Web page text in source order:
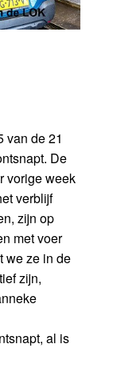
van de 21
De
vorige week
verblijf
zijn op
met voer
we ze in de
zijn,
al is